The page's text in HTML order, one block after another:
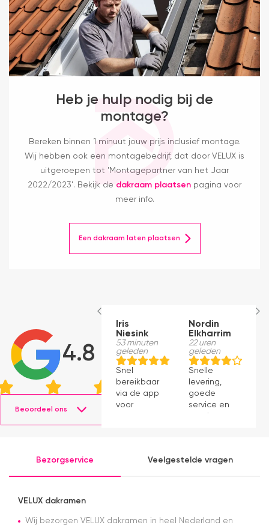
Heb je hulp nodig bij de
montage?
Bereken binnen 1 minuut jouw prijs inclusief montage.
Wij hebben ook een montagebedrijf, dat door VELUX is
uitgeroepen tot 'Montagepartner van het Jaar
2022/2023'. Bekijk de dakraam plaatsen pagina voor
meer info.
Een dakraam laten plaatsen
4.8
Beoordeel ons
Iris
Niesink
53 minuten
geleden
Snel
bereikbaar
via de app
voor
was ik
Nordin
Elkharrim
22 uren
geleden
Snelle
levering,
goede
service en
mooie
Bezorgservice Veelgestelde vragen
VELUX dakramen
Wij bezorgen VELUX dakramen in heel Nederland en